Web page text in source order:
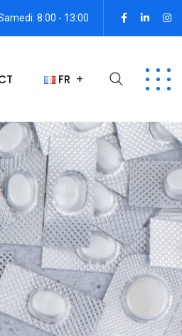
8:00 - 13:00
FR